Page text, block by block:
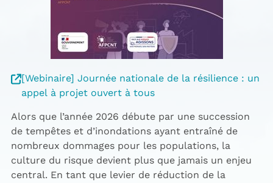
[Webinaire] Journée nationale de la résilience : un
appel à projet ouvert à tous
Alors que l’année 2026 débute par une succession
de tempêtes et d’inondations ayant entraîné de
nombreux dommages pour les populations, la
culture du risque devient plus que jamais un enjeu
central. En tant que levier de réduction de la